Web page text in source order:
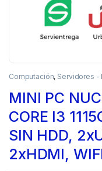
Computación, Servidores -
MINI PC
CORE I3
SIN HDD,
2xHDMI,